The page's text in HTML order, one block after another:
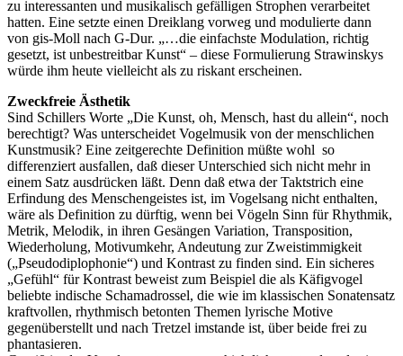
zu interessanten und musikalisch gefälligen Strophen verarbeitet
hatten. Eine setzte einen Dreiklang vorweg und modulierte dann
von gis-Moll nach G-Dur. „…die einfachste Modulation, richtig
gesetzt, ist unbestreitbar Kunst“ – diese Formulierung Strawinskys
würde ihm heute vielleicht als zu riskant erscheinen.
Zweckfreie Ästhetik
Sind Schillers Worte „Die Kunst, oh, Mensch, hast du allein“, noch
berechtigt? Was unterscheidet Vogelmusik von der menschlichen
Kunstmusik? Eine zeitgerechte Definition müßte wohl so
differenziert ausfallen, daß dieser Unterschied sich nicht mehr in
einem Satz ausdrücken läßt. Denn daß etwa der Taktstrich eine
Erfindung des Menschengeistes ist, im Vogelsang nicht enthalten,
wäre als Definition zu dürftig, wenn bei Vögeln Sinn für Rhythmik,
Metrik, Melodik, in ihren Gesängen Variation, Transposition,
Wiederholung, Motivumkehr, Andeutung zur Zweistimmigkeit
(„Pseudodiplophonie“) und Kontrast zu finden sind. Ein sicheres
„Gefühl“ für Kontrast beweist zum Beispiel die als Käfigvogel
beliebte indische Schamadrossel, die wie im klassischen Sonatensatz
kraftvollen, rhythmisch betonten Themen lyrische Motive
gegenüberstellt und nach Tretzel imstande ist, über beide frei zu
phantasieren.